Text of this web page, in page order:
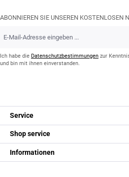
ABONNIEREN SIE UNSEREN KOSTENLOSEN
Mail-
*Ich habe die Datenschutzbestimmungen zur
und bin mit ihnen einverstanden.
Service
Shop service
Informationen